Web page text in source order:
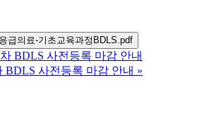
급의료-기초교육과정BDLS.pdf
BDLS 사전등록 마감 안내
BDLS 사전등록 마감 안내 »